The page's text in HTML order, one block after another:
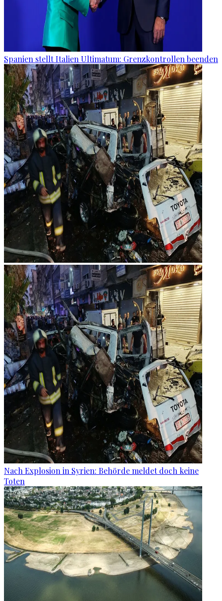
Spanien stellt Italien Ultimatum: Grenzkontrollen beenden
Nach Explosion in Syrien: Behörde meldet doch keine
Toten